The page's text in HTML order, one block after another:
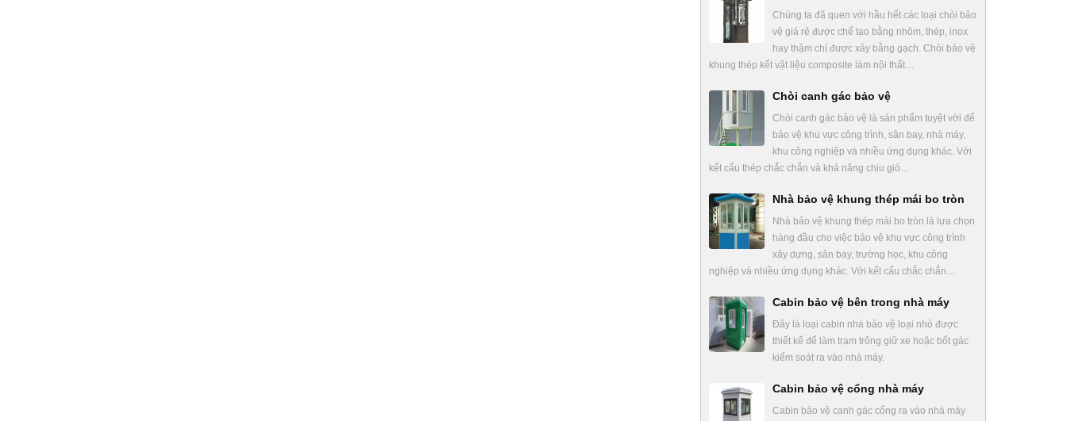
Chúng ta đã quen với hầu hết các loại chòi bảo
vệ giá rẻ được chế tạo bằng nhôm, thép, inox
hay thậm chí được xây bằng gạch. Chòi bảo vệ
khung thép kết vật liệu composite làm nội thất…
Chòi canh gác bảo vệ
Chòi canh gác bảo vệ là sản phẩm tuyệt vời để
bảo vệ khu vực công trình, sân bay, nhà máy,
khu công nghiệp và nhiều ứng dụng khác. Với
kết cấu thép chắc chắn và khả năng chịu gió…
Nhà bảo vệ khung thép mái bo tròn
Nhà bảo vệ khung thép mái bo tròn là lựa chọn
hàng đầu cho việc bảo vệ khu vực công trình
xây dựng, sân bay, trường học, khu công
nghiệp và nhiều ứng dụng khác. Với kết cấu chắc chắn…
Cabin bảo vệ bên trong nhà máy
Đây là loại cabin nhà bảo vệ loại nhỏ được
thiết kế để làm trạm trông giữ xe hoặc bốt gác
kiểm soát ra vào nhà máy.
Cabin bảo vệ cổng nhà máy
Cabin bảo vệ canh gác cổng ra vào nhà máy